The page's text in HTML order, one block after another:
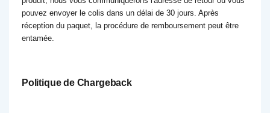
pouvez envoyer le colis dans un délai de 30 jours. Après
réception du paquet, la procédure de remboursement peut être
entamée.
Politique de Chargeback